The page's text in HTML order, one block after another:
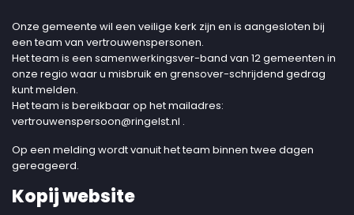
Onze gemeente wil een veilige kerk zijn en is aangesloten bij
een team van vertrouwenspersonen.
Het team is een samenwerkingsver-band van 12 gemeenten in
onze regio waar u misbruik en grensover-schrijdend gedrag
kunt melden.
Het team is bereikbaar op het mailadres:
vertrouwenspersoon@ringelst.nl .
Op een melding wordt vanuit het team binnen twee dagen
gereageerd.
Kopij website